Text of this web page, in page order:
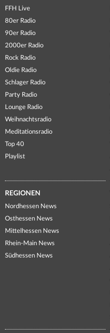
FFH Live
80er Radio
90er Radio
2000er Radio
Rock Radio
Oldie Radio
Schlager Radio
Party Radio
Lounge Radio
Weihnachtsradio
Meditationsradio
Top 40
Playlist
REGIONEN
Nordhessen News
Osthessen News
Mittelhessen News
Rhein-Main News
Südhessen News